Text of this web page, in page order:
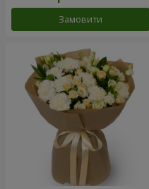
Замовити